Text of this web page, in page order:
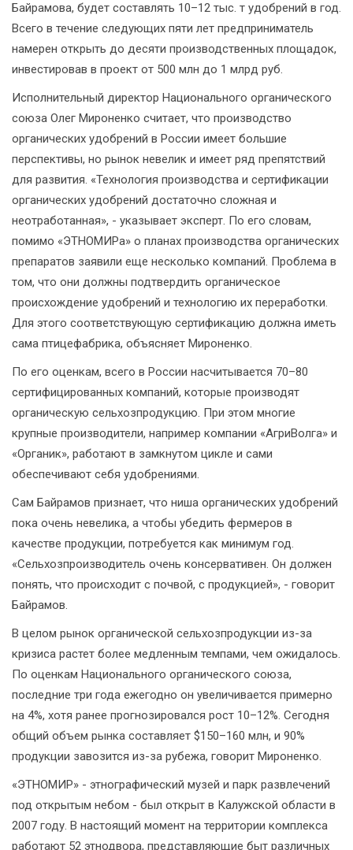
Байрамова, будет составлять 10–12 тыс. т удобрений в год.
Всего в течение следующих пяти лет предприниматель
намерен открыть до десяти производственных площадок,
инвестировав в проект от 500 млн до 1 млрд руб.
Исполнительный директор Национального органического
союза Олег Мироненко считает, что производство
органических удобрений в России имеет большие
перспективы, но рынок невелик и имеет ряд препятствий
для развития. «Технология производства и сертификации
органических удобрений достаточно сложная и
неотработанная», - указывает эксперт. По его словам,
помимо «ЭТНОМИРа» о планах производства органических
препаратов заявили еще несколько компаний. Проблема в
том, что они должны подтвердить органическое
происхождение удобрений и технологию их переработки.
Для этого соответствующую сертификацию должна иметь
сама птицефабрика, объясняет Мироненко.
По его оценкам, всего в России насчитывается 70–80
сертифицированных компаний, которые производят
органическую сельхозпродукцию. При этом многие
крупные производители, например компании «АгриВолга» и
«Органик», работают в замкнутом цикле и сами
обеспечивают себя удобрениями.
Сам Байрамов признает, что ниша органических удобрений
пока очень невелика, а чтобы убедить фермеров в
качестве продукции, потребуется как минимум год.
«Сельхозпроизводитель очень консервативен. Он должен
понять, что происходит с почвой, с продукцией», - говорит
Байрамов.
В целом рынок органической сельхозпродукции из-за
кризиса растет более медленным темпами, чем ожидалось.
По оценкам Национального органического союза,
последние три года ежегодно он увеличивается примерно
на 4%, хотя ранее прогнозировался рост 10–12%. Сегодня
общий объем рынка составляет $150–160 млн, и 90%
продукции завозится из-за рубежа, говорит Мироненко.
«ЭТНОМИР» - этнографический музей и парк развлечений
под открытым небом - был открыт в Калужской области в
2007 году. В настоящий момент на территории комплекса
работают 52 этнодвора, представляющие быт различных